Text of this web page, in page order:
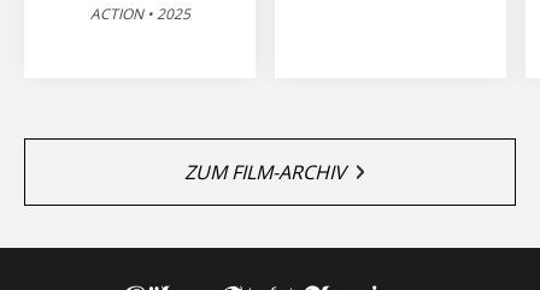
ACTION • 2025
ZUM FILM-ARCHIV